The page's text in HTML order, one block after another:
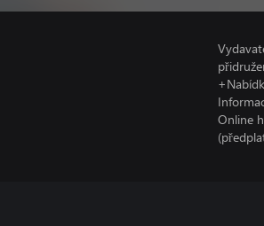
Online